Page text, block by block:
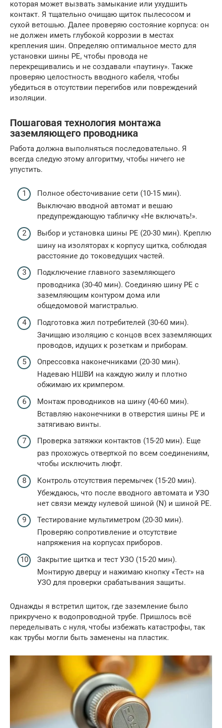
которая может вызвать замыкание или ухудшить
контакт. Я тщательно очищаю щиток пылесосом и
сухой ветошью. Далее проверяю состояние корпуса: он
не должен иметь глубокой коррозии в местах
крепления шин. Определяю оптимальное место для
установки шины PE, чтобы провода не
перекрещивались и не создавали «паутину». Также
проверяю целостность вводного кабеля, чтобы
убедиться в отсутствии перегибов или повреждений
изоляции.
Пошаговая технология монтажа
заземляющего проводника
Работа должна выполняться последовательно. Я
всегда следую этому алгоритму, чтобы ничего не
упустить.
Полное обесточивание сети (10-15 мин).
Выключаю вводной автомат и вешаю
предупреждающую табличку «Не включать!».
Выбор и установка шины PE (20-30 мин). Креплю
шину на изоляторах к корпусу щитка, соблюдая
расстояние до токоведущих частей.
Подключение главного заземляющего
проводника (30-40 мин). Соединяю шину PE с
заземляющим контуром дома или
общедомовой магистралью.
Подготовка жил потребителей (30-60 мин).
Зачищаю изоляцию с концов всех заземляющих
проводов, идущих к розеткам и приборам.
Опрессовка наконечниками (20-30 мин).
Надеваю НШВИ на каждую жилу и плотно
обжимаю их кримпером.
Монтаж проводников на шину (40-60 мин).
Вставляю наконечники в отверстия шины PE и
затягиваю винты.
Проверка затяжки контактов (15-20 мин). Еще
раз прохожусь отверткой по всем соединениям,
чтобы исключить люфт.
Контроль отсутствия перемычек (15-20 мин).
Убеждаюсь, что после вводного автомата и УЗО
нет связи между нулевой шиной (N) и шиной PE.
Тестирование мультиметром (20-30 мин).
Проверяю сопротивление и отсутствие
напряжения на корпусах приборов.
Закрытие щитка и тест УЗО (15-20 мин).
Монтирую дверцу и нажимаю кнопку «Тест» на
УЗО для проверки срабатывания защиты.
Однажды я встретил щиток, где заземление было
прикручено к водопроводной трубе. Пришлось всё
переделывать с нуля, чтобы избежать катастрофы, так
как трубы могли быть заменены на пластик.